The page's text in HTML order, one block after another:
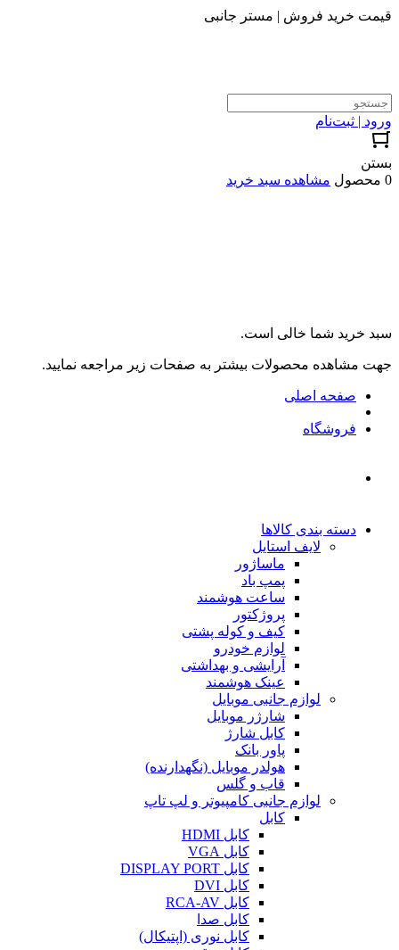
قیمت خرید فروش | مستر جانبی
ورود | ثبت‌نام
بستن
0 محصول
مشاهده سبد خرید
سبد خرید شما خالی است.
جهت مشاهده محصولات بیشتر به صفحات زیر مراجعه نمایید.
صفحه اصلی
فروشگاه
دسته بندی کالاها
لایف استایل
ماساژور
پمپ باد
ساعت هوشمند
پروژکتور
کیف و کوله پشتی
لوازم خودرو
آرایشی و بهداشتی
عینک هوشمند
لوازم جانبی موبایل
شارژر موبایل
کابل شارژ
پاور بانک
هولدر موبایل (نگهدارنده)
قاب و گلس
لوازم جانبی کامپیوتر و لپ تاپ
کابل
کابل HDMI
کابل VGA
کابل DISPLAY PORT
کابل DVI
کابل RCA-AV
کابل صدا
کابل نوری (اپتیکال)